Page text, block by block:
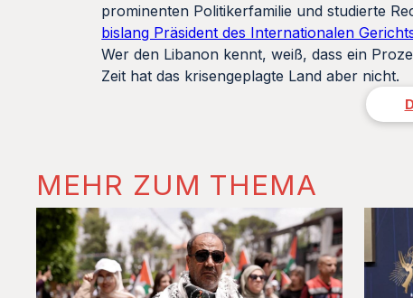
prominenten Politikerfamilie und studierte
bislang Präsident des Internationalen
Wer den Libanon kennt, weiß, dass ein
Zeit hat das krisengeplagte Land aber nicht.
MEHR ZUM THEMA